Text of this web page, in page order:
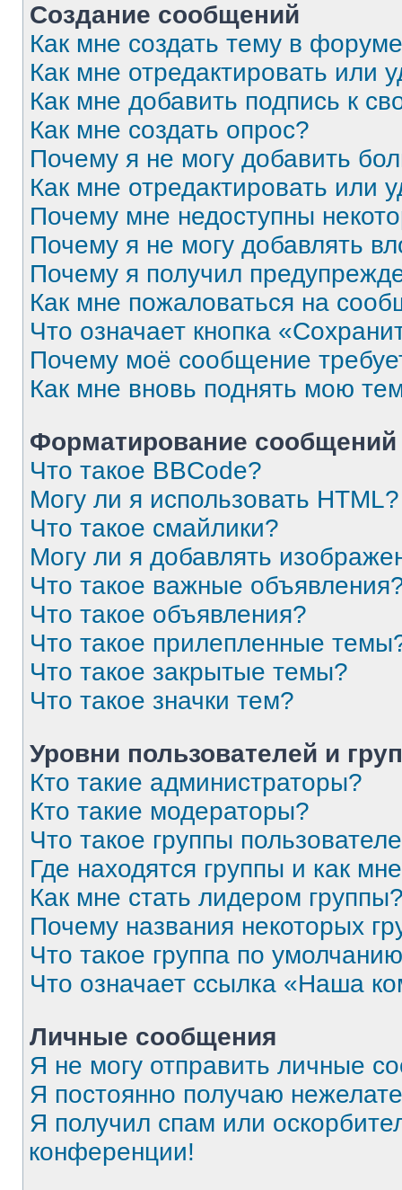
Создание сообщений
Как мне создать тему в
Как мне отредактировать или
Как мне добавить подпись к
Как мне создать опрос?
Почему я не могу добавить
Как мне отредактировать или
Почему мне недоступны
Почему я не могу добавлять
Почему я получил
Как мне пожаловаться на
Что означает кнопка
Почему моё сообщение
Как мне вновь поднять мою
Форматирование
Что такое BBCode?
Могу ли я использовать HTML?
Что такое смайлики?
Могу ли я добавлять
Что такое важные
Что такое объявления?
Что такое прилепленные
Что такое закрытые темы?
Что такое значки тем?
Уровни пользователей и
Кто такие администраторы?
Кто такие модераторы?
Что такое группы
Где находятся группы и как
Как мне стать лидером
Почему названия некоторых
Что такое группа по
Что означает ссылка «Наша
Личные сообщения
Я не могу отправить личные
Я постоянно получаю
Я получил спам или
конференции!